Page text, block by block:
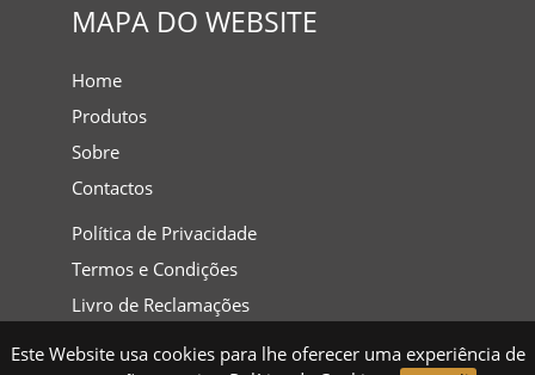
MAPA DO WEBSITE
Home
Produtos
Sobre
Contactos
Política de Privacidade
Termos e Condições
Livro de Reclamações
Este Website usa cookies para lhe oferecer uma experiência de